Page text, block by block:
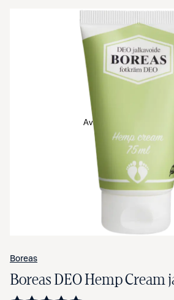
Avaa tuotekuva
Boreas
Boreas DEO Hemp Cream